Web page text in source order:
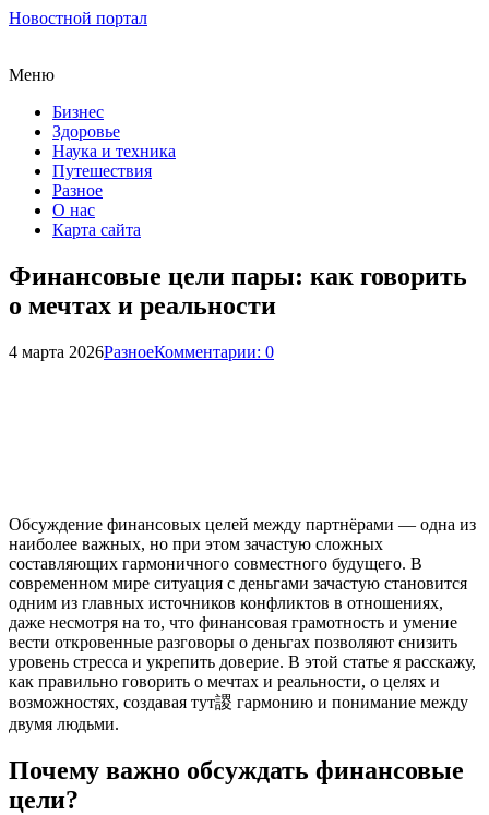
Новостной портал
Меню
Бизнес
Здоровье
Наука и техника
Путешествия
Разное
О нас
Карта сайта
Финансовые цели пары: как говорить
о мечтах и реальности
4 марта 2026РазноеКомментарии: 0
Обсуждение финансовых целей между партнёрами — одна из
наиболее важных, но при этом зачастую сложных
составляющих гармоничного совместного будущего. В
современном мире ситуация с деньгами зачастую становится
одним из главных источников конфликтов в отношениях,
даже несмотря на то, что финансовая грамотность и умение
вести откровенные разговоры о деньгах позволяют снизить
уровень стресса и укрепить доверие. В этой статье я расскажу,
как правильно говорить о мечтах и реальности, о целях и
возможностях, создавая тут謖 гармонию и понимание между
двумя людьми.
Почему важно обсуждать финансовые
цели?